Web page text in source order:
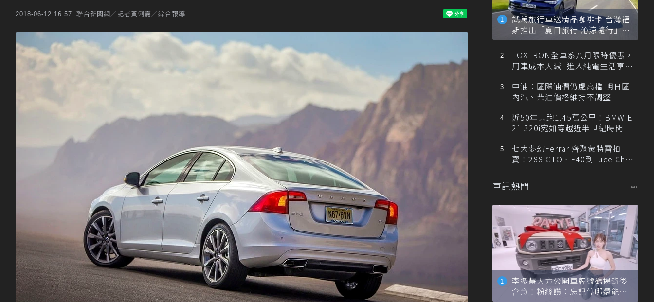
2018-06-12 16:57 聯合新聞網／記者黃俐嘉／綜合報導
試駕旅行車送精品咖啡卡 台灣福
斯推出「夏日旅行 沁涼隨行」活
動
FOXTRON全車系八月限時優惠，
用車成本大減! 進入純電生活享
中油：國際油價仍處高檔 明日國
內汽、柴油價格維持不調整
近50年只跑1.45萬公里！BMW E
21 320i宛如穿越近半世紀時間
七大夢幻Ferrari齊聚蒙特雷拍
賣！288 GTO、F40到Luce Cha
車訊熱門
李多慧大方公開車牌號碼揭背後
含意！粉絲讚：忘記停哪還能幫